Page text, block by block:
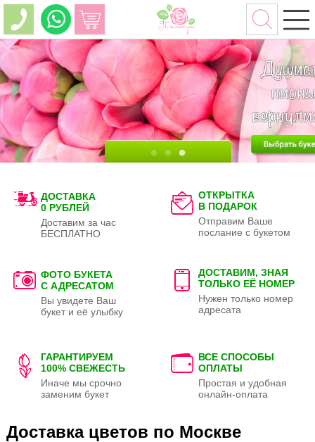
ДОСТАВКА
0 РУБЛЕЙ
Доставим за час
БЕСПЛАТНО
ОТКРЫТКА
В ПОДАРОК
Отправим Ваше
послание с букетом
ФОТО БУКЕТА
С АДРЕСАТОМ
Вы увидете Ваш
букет и её улыбку
ДОСТАВИМ, ЗНАЯ
ТОЛЬКО ЕЁ НОМЕР
Нужен только номер
адресата
ГАРАНТИРУЕМ
100% СВЕЖЕСТЬ
Иначе мы срочно
заменим букет
ВСЕ СПОСОБЫ
ОПЛАТЫ
Простая и удобная
онлайн-оплата
Доставка цветов по Москве